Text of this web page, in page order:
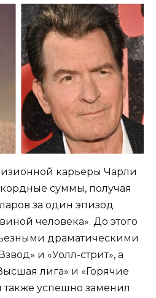
карьеры Чарли
суммы, получая
за один эпизод
человека». До этого
драматическими
и «Уолл-стрит», а
лига» и «Горячие
также успешно заменил